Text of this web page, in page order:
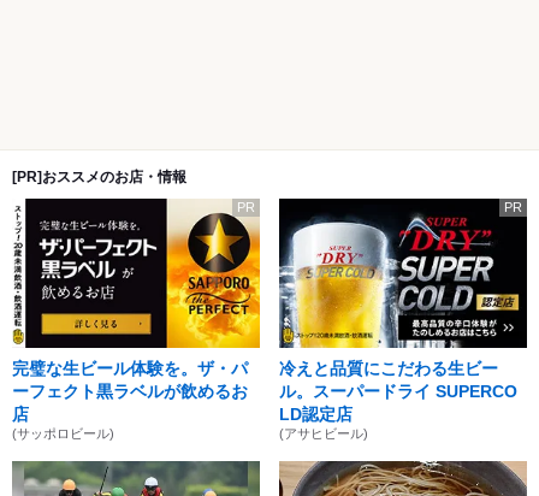
[PR]おススメのお店・情報
PR
完璧な生ビール体験を。ザ・パ
ーフェクト黒ラベルが飲めるお
店
(サッポロビール)
PR
冷えと品質にこだわる生ビー
ル。スーパードライ SUPERCO
LD認定店
(アサヒビール)